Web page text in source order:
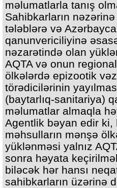
məlumatlarla tanış
Sahibkarların nəzərinə
tələblərə və
qanunvericiliyinə
nəzarətində olan
AQTA və onun
ölkələrdə epizootik
törədicilərinin
(baytarlıq-sanitariya)
məlumatlar almaqla
Agentlik bəyan edir
məhsulların mənşə
yüklənməsi yalnız
sonra həyata
biləcək hər hansı
sahibkarların üzərinə